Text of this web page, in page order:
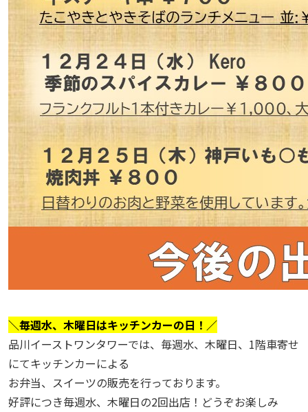
＼毎週水、木曜日はキッチンカーの日！／
品川イーストワンタワーでは、毎週水、木曜日、1階車寄せ
にてキッチンカーによる
お弁当、スイーツの販売を行っております。
好評につき毎週水、木曜日の2回出店！どうぞお楽しみ